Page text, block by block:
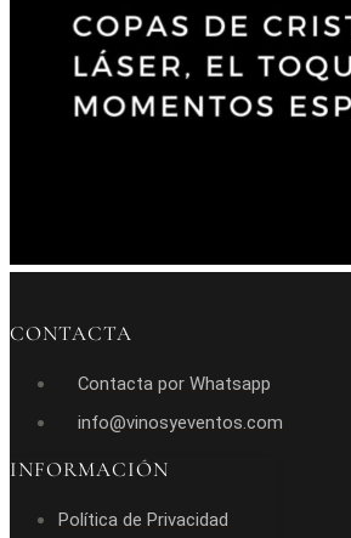
CONTACTA
Contacta por Whatsapp
info@vinosyeventos.com
INFORMACIÓN
Política de Privacidad